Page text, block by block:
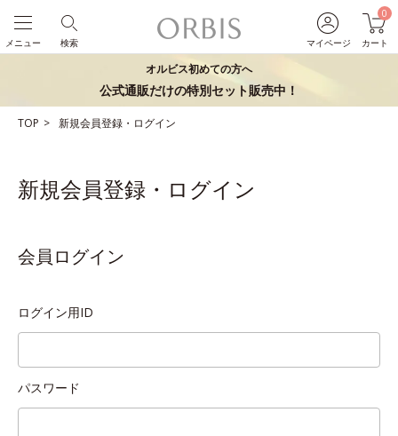
マイページ
0
カート
検索
メニュー
オルビス初めての方へ
公式通販だけの特別セット販売中！
TOP 新規会員登録・ログイン
新規会員登録・ログイン
会員ログイン
ログイン用ID
パスワード